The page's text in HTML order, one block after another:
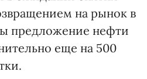
на рынок в
предложение нефти
еще на 500